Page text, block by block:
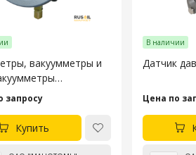
вакуумметры и
ДВ2005Сг1Ех и
запросу
Купить
В наличии
Цена по